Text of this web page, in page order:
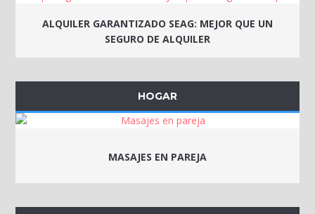
ALQUILER GARANTIZADO SEAG: MEJOR QUE UN
SEGURO DE ALQUILER
HOGAR
MASAJES EN PAREJA